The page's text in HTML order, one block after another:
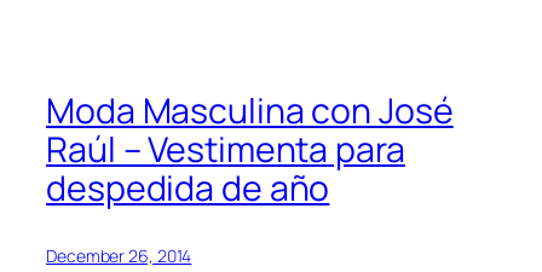
Moda Masculina con José
Raúl – Vestimenta para
despedida de año
December 26, 2014